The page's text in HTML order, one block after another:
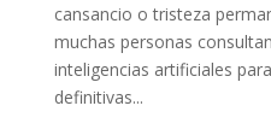
cansancio o tristeza
muchas personas
inteligencias artificiales
definitivas...